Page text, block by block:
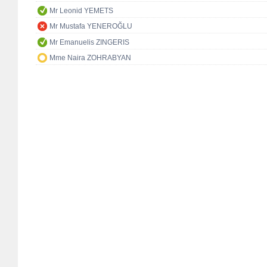
Mr Leonid YEMETS
Mr Mustafa YENEROĞLU
Mr Emanuelis ZINGERIS
Mme Naira ZOHRABYAN